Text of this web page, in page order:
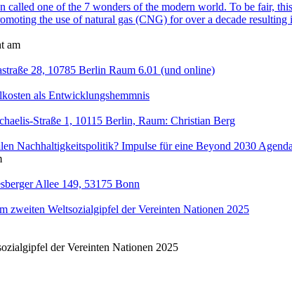
called one of the 7 wonders of the modern world. To be fair,
the use of natural gas (CNG) for over a decade
am
28, 10785 Berlin Raum 6.01 (und online)
als Entwicklungshemmnis
Straße 1, 10115 Berlin, Raum: Christian Berg
Nachhaltigkeitspolitik? Impulse für eine Beyond 2030
Allee 149, 53175 Bonn
zweiten Weltsozialgipfel der Vereinten Nationen 2025
der Vereinten Nationen 2025